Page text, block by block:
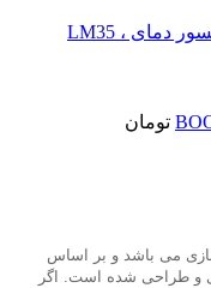
شیلد چند منظوره آردوینو UNO دارای سنسور دمای LM35 ،
تومان
می باشد و بر اساس
و طراحی شده است. اگر